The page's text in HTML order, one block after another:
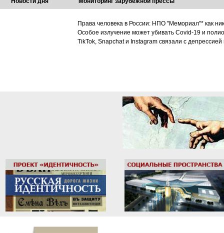
Права человека в России: НПО "Мемориал"* как
Особое излучение может убивать Covid-19 и
TikTok, Snapchat и Instagram связали с